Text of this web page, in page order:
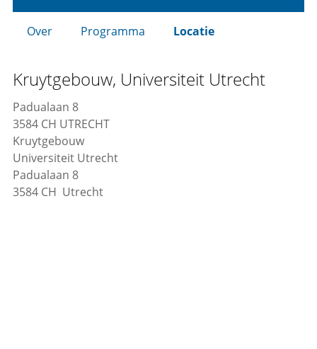
Over Programma Locatie
Kruytgebouw, Universiteit Utrecht
Padualaan 8
3584 CH UTRECHT
Kruytgebouw
Universiteit Utrecht
Padualaan 8
3584 CH Utrecht